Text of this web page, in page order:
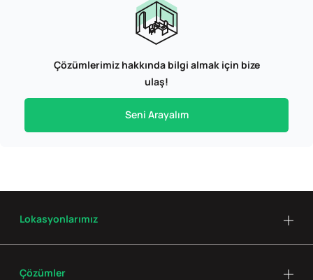
Çözümlerimiz hakkında bilgi almak için bize
ulaş!
Seni Arayalım
Lokasyonlarımız
Çözümler